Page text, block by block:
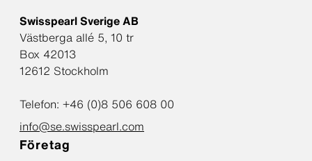
Swisspearl Sverige AB
Västberga allé 5, 10 tr
Box 42013
12612 Stockholm
Telefon: +46 (0)8 506 608 00
info@se.swisspearl.com
Företag